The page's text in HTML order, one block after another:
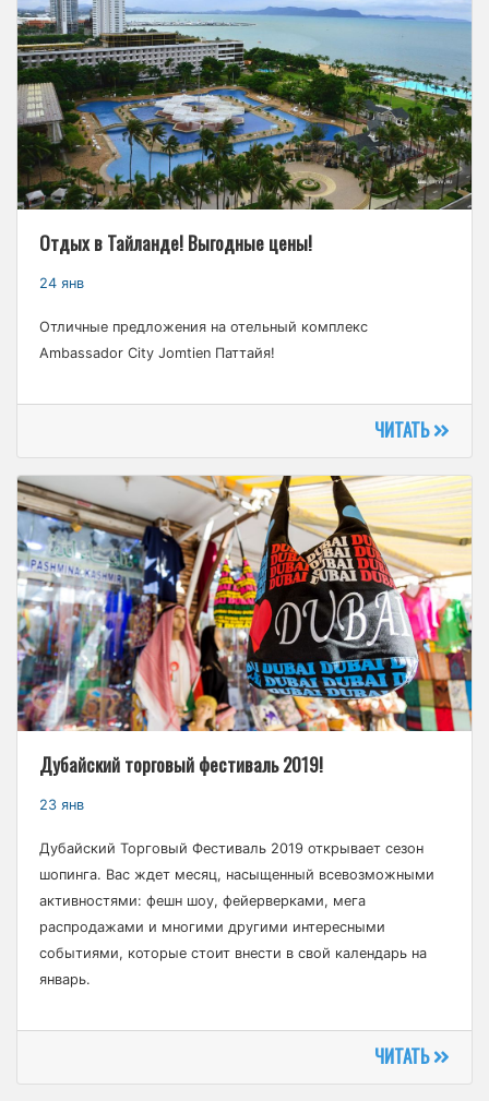
Отдых в Тайланде! Выгодные цены!
24 янв
Отличные предложения на отельный комплекс
Ambassador City Jomtien Паттайя!
ЧИТАТЬ
Дубайский торговый фестиваль 2019!
23 янв
Дубайский Торговый Фестиваль 2019 открывает сезон
шопинга. Вас ждет месяц, насыщенный всевозможными
активностями: фешн шоу, фейерверками, мега
распродажами и многими другими интересными
событиями, которые стоит внести в свой календарь на
январь.
ЧИТАТЬ